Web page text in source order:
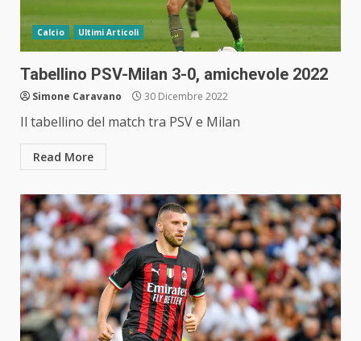
Calcio Ultimi Articoli
Tabellino PSV-Milan 3-0, amichevole 2022
Simone Caravano 30 Dicembre 2022
Il tabellino del match tra PSV e Milan
Read More